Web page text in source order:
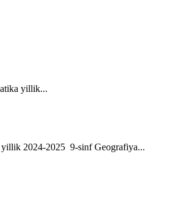
yillik...
2024-2025 9-sinf Geografiya...